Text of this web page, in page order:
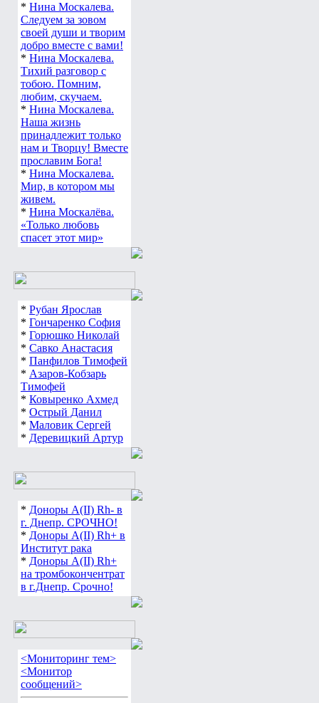
* Нина Москалева.
Следуем за зовом
своей души и творим
добро вместе с вами!
* Нина Москалева.
Тихий разговор с
тобою. Помним,
любим, скучаем.
* Нина Москалева.
Наша жизнь
принадлежит только
нам и Творцу! Вместе
прославим Бога!
* Нина Москалева.
Мир, в котором мы
живем.
* Нина Москалёва.
«Только любовь
спасет этот мир»
* Рубан Ярослав
* Гончаренко София
* Горюшко Николай
* Савко Анастасия
* Панфилов Тимофей
* Азаров-Кобзарь
Тимофей
* Ковыренко Ахмед
* Острый Данил
* Маловик Сергей
* Деревицкий Артур
* Доноры А(ІІ) Rh- в
г. Днепр. СРОЧНО!
* Доноры А(ІІ) Rh+ в
Институт рака
* Доноры А(ІІ) Rh+
на тромбокончентрат
в г.Днепр. Срочно!
<Мониторинг тем>
<Монитор
сообщений>